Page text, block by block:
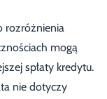
rozróżnienia
mogą
spłaty kredytu.
nie dotyczy